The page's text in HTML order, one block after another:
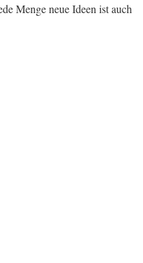
Menge neue Ideen ist auch